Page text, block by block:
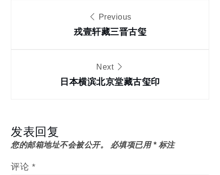
Previous
戎壹轩藏三晋古玺
Next
日本横滨北京堂藏古玺印
发表回复
您的邮箱地址不会被公开。 必填项已用*标注
评论 *